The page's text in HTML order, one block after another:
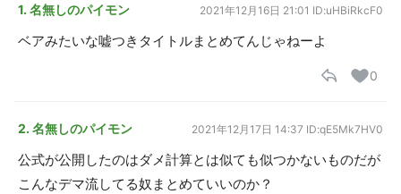
1. 名無しのパイモン 2021年12月16日 21:01 ID:uHBiRkcF0
ベアみたいな嘘つきタイトルまとめてんじゃねーよ
0
2. 名無しのパイモン 2021年12月17日 14:37 ID:qE5Mk7HV0
公式が公開したのはダメ計算とは似ても似つかないものだが
こんなデマ流してる奴まとめていいのか？